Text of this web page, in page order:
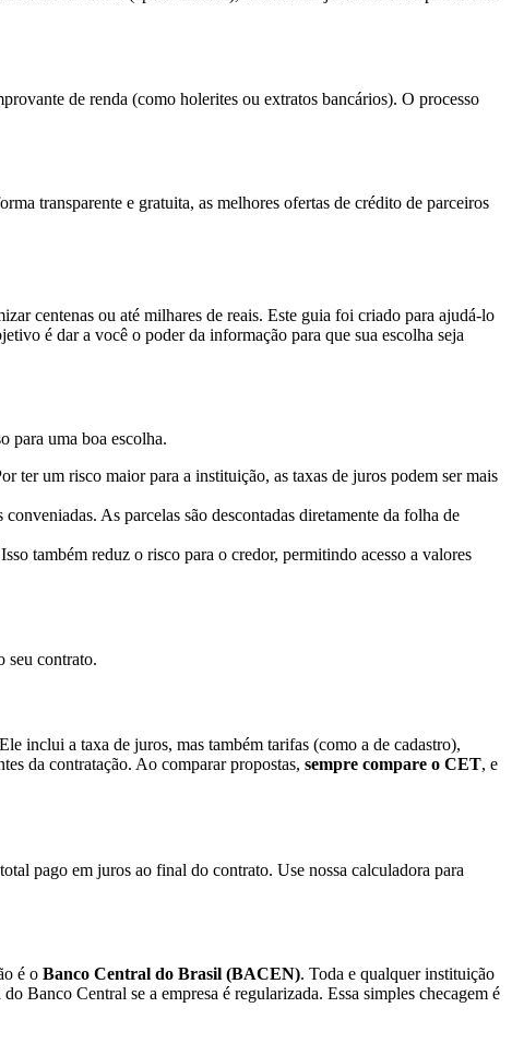
de renda (como holerites ou extratos bancários). O processo
transparente e gratuita, as melhores ofertas de crédito de parceiros
centenas ou até milhares de reais. Este guia foi criado para ajudá-lo
é dar a você o poder da informação para que sua escolha seja
para uma boa escolha.
ter um risco maior para a instituição, as taxas de juros podem ser mais
As parcelas são descontadas diretamente da folha de
também reduz o risco para o credor, permitindo acesso a valores
seu contrato.
inclui a taxa de juros, mas também tarifas (como a de cadastro),
da contratação. Ao comparar propostas, sempre compare o CET, e
pago em juros ao final do contrato. Use nossa calculadora para
é o Banco Central do Brasil (BACEN). Toda e qualquer instituição
Banco Central se a empresa é regularizada. Essa simples checagem é